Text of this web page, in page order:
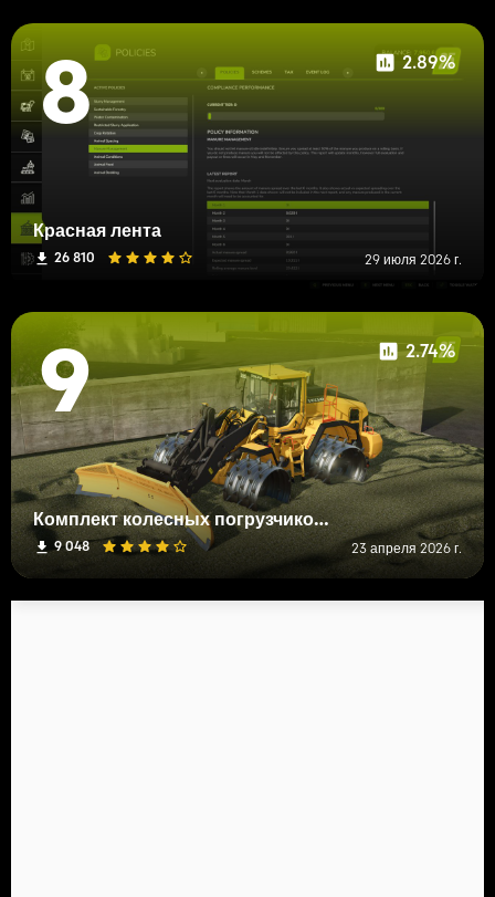
8 2.89%
Красная лента
26 810 29 июля 2026 г.
9 2.74%
Комплект колесных погрузчиков Volvo
9 048 23 апреля 2026 г.